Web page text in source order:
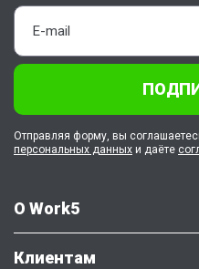
О Work5
Клиентам
Отправляя форму, вы
персональных данных и даёте